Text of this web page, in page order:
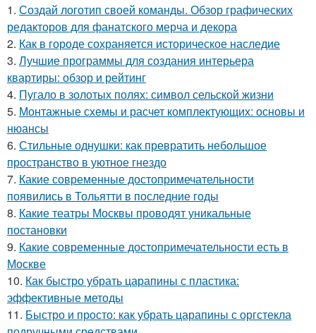
1. Создай логотип своей команды. Обзор графических
редакторов для фанатского мерча и декора
2. Как в городе сохраняется историческое наследие
3. Лучшие программы для создания интерьера
квартиры: обзор и рейтинг
4. Пугало в золотых полях: символ сельской жизни
5. Монтажные схемы и расчет комплектующих: основы и
нюансы
6. Стильные однушки: как превратить небольшое
пространство в уютное гнездо
7. Какие современные достопримечательности
появились в Тольятти в последние годы
8. Какие театры Москвы проводят уникальные
постановки
9. Какие современные достопримечательности есть в
Москве
10. Как быстро убрать царапины с пластика:
эффективные методы
11. Быстро и просто: как убрать царапины с оргстекла